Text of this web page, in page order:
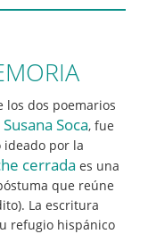
los dos poemarios
Susana Soca, fue
por la
cerrada es una
que reúne
La escritura
refugio hispánico